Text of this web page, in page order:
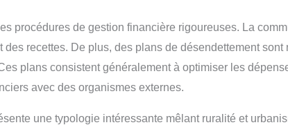
procédures de gestion financière rigoureuses. La
recettes. De plus, des plans de désendettement
plans consistent généralement à optimiser les
avec des organismes externes.
une typologie intéressante mêlant ruralité et